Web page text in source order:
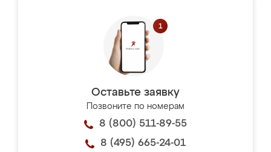
Оставьте заявку
Позвоните по номерам
8 (800) 511-89-55
8 (495) 665-24-01